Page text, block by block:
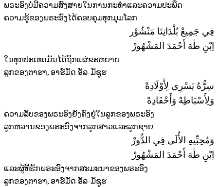
ພຣະອົງບໍ່ມີຄວາມສົງສາຍໃນການກະທຳແລະຄວາມປະພຶດ
ຄວາມຮູ້ຂອງພຣະອົງໄດ້ຄອບຄຸມທຸກມຸມໂລກ
فِي جَمِيعْ بُلْدَانِنَا مَنْشُوْر
اِبْنِ طٰهَ أَحْمَدَ المَشْهُورْ
ໃນທຸກປະເທດມັນໄດ້ຖືກແຜ່ຂະຫຍາຍ
ລູກຂອງຕາຮາ, ອາຮ໌ມັດ ອັລ-ມັຊູຮ
سِرُّهُ يَسْرِي لِأَوْلَادِهْ
وَلِأَسْبَاطِهْ وَأَحْفَادِهْ
ຄວາມລັບຂອງພຣະອົງຍັງຄົງຢູ່ໃນລູກຂອງພຣະອົງ
ລູກຫລານຂອງພຣະອົງຈາກລູກສາວແລະລູກຊາຍ
وَمُحِبِّيهِ الأُلَى فِي الدُّورْ
اِبْنِ طٰهَ أَحْمَدَ المَشْهُورْ
ແລະຜູ້ທີ່ຮັກພຣະອົງຈາກສະມະນາຂອງພຣະອົງ
ລູກຂອງຕາຮາ, ອາຮ໌ມັດ ອັລ-ມັຊູຮ